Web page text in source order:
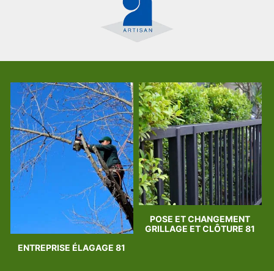
ENTREPRISE ÉLAGAGE 81
POSE ET CHANGEMENT
GRILLAGE ET CLÔTURE 81